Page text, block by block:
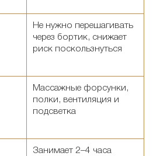
Не нужно перешагивать
через бортик, снижает
риск поскользнуться
Массажные форсунки,
полки, вентиляция и
подсветка
Занимает 2–4 часа